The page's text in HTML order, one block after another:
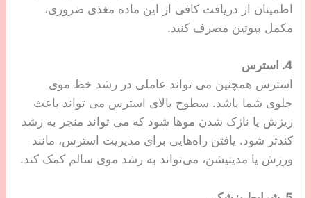
اطمینان از دریافت کافی از این ماده مغذی ضروری،
مکمل بیوتین مصرف کنید.
4. استرس
استرس همچنین می تواند عاملی در رشد خط موی
جلوی شما باشد. سطوح بالای استرس می تواند باعث
ریزش یا نازک شدن موها شود که می تواند منجر به رشد
کندتر شود. یافتن راه‌هایی برای مدیریت استرس، مانند
ورزش یا مدیتیشن، می‌تواند به رشد موی سالم کمک کند.